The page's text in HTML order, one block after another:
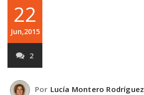
22
Jun,2015
2
Por Lucía Montero Rodríguez